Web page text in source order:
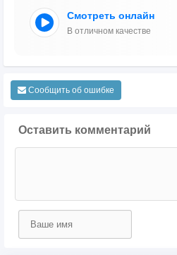
Смотреть онлайн
В отличном качестве
Сообщить об ошибке
Оставить комментарий